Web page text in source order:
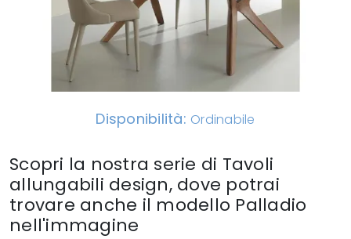
Disponibilità: Ordinabile
Scopri la nostra serie di Tavoli
allungabili design, dove potrai
trovare anche il modello Palladio
nell'immagine